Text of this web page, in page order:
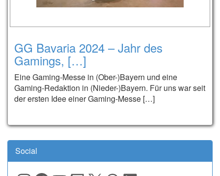
GG Bavaria 2024 – Jahr des
Gamings, […]
Eine Gaming-Messe in (Ober-)Bayern und eine
Gaming-Redaktion in (Nieder-)Bayern. Für uns war seit
der ersten Idee einer Gaming-Messe […]
Social